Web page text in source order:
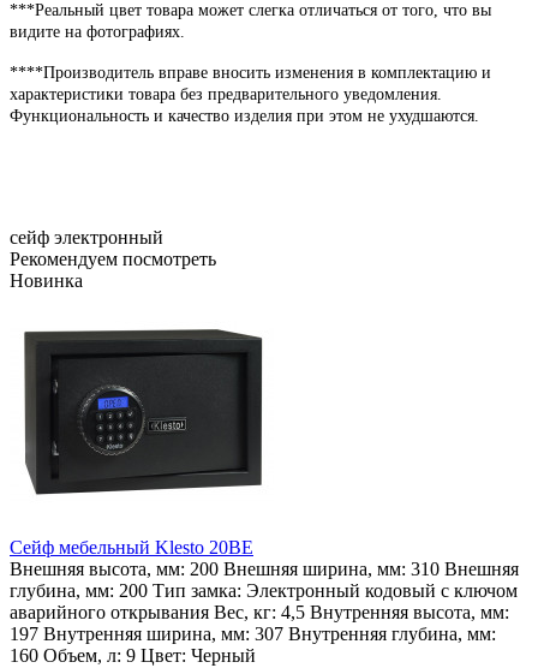
***Реальный цвет товара может слегка отличаться от того, что вы
видите на фотографиях.
****Производитель вправе вносить изменения в комплектацию и
характеристики товара без предварительного уведомления.
Функциональность и качество изделия при этом не ухудшаются.
сейф электронный
Рекомендуем посмотреть
Новинка
Сейф мебельный Klesto 20BE
Внешняя высота, мм: 200 Внешняя ширина, мм: 310 Внешняя
глубина, мм: 200 Тип замка: Электронный кодовый с ключом
аварийного открывания Вес, кг: 4,5 Внутренняя высота, мм:
197 Внутренняя ширина, мм: 307 Внутренняя глубина, мм:
160 Объем, л: 9 Цвет: Черный